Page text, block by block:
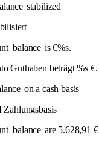
stabilized
balance is €%s.
Guthaben beträgt %s €.
on a cash basis
Zahlungsbasis
balance are 5.628,91 €